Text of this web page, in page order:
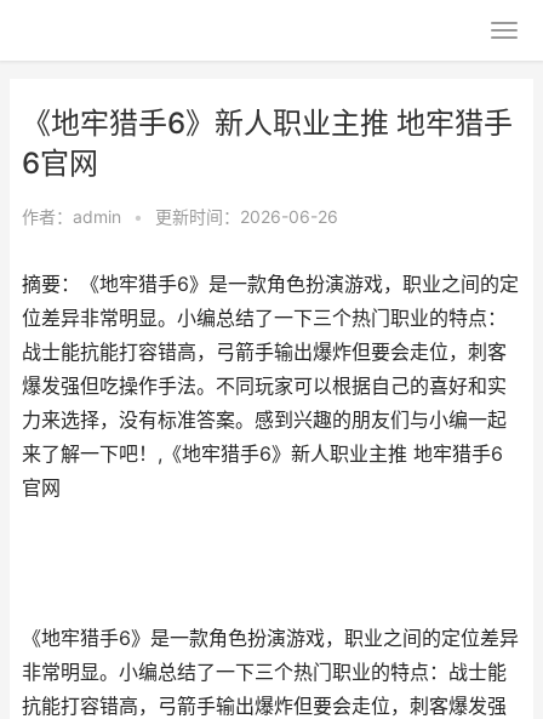
《地牢猎手6》新人职业主推 地牢猎手
6官网
作者： admin • 更新时间：2026-06-26
摘要：《地牢猎手6》是一款角色扮演游戏，职业之间的定
位差异非常明显。小编总结了一下三个热门职业的特点：
战士能抗能打容错高，弓箭手输出爆炸但要会走位，刺客
爆发强但吃操作手法。不同玩家可以根据自己的喜好和实
力来选择，没有标准答案。感到兴趣的朋友们与小编一起
来了解一下吧！,《地牢猎手6》新人职业主推 地牢猎手6
官网
《地牢猎手6》是一款角色扮演游戏，职业之间的定位差异
非常明显。小编总结了一下三个热门职业的特点：战士能
抗能打容错高，弓箭手输出爆炸但要会走位，刺客爆发强